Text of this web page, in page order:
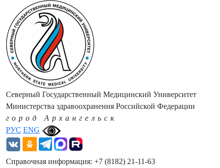
РУС ENG
Северный Государственный Медицинский Университет
Министерства здравоохранения Российской Федерации
город Архангельск
Справочная информация: +7 (8182) 21-11-63